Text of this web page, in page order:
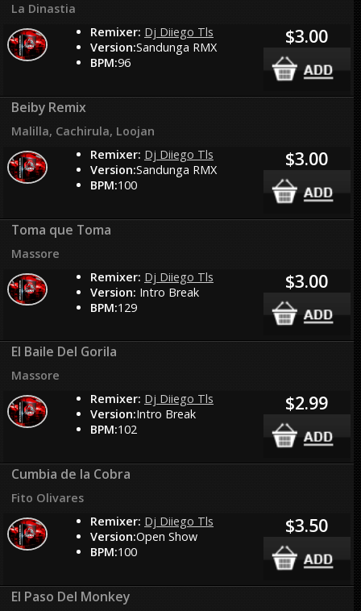
La Dinastia
Remixer: Dj Diiego Tls
Version:Sandunga RMX
BPM:96
$3.00
Beiby Remix
Malilla, Cachirula, Loojan
Remixer: Dj Diiego Tls
Version:Sandunga RMX
BPM:100
$3.00
Toma que Toma
Massore
Remixer: Dj Diiego Tls
Version: Intro Break
BPM:129
$3.00
El Baile Del Gorila
Massore
Remixer: Dj Diiego Tls
Version:Intro Break
BPM:102
$2.99
Cumbia de la Cobra
Fito Olivares
Remixer: Dj Diiego Tls
Version:Open Show
BPM:100
$3.50
El Paso Del Monkey